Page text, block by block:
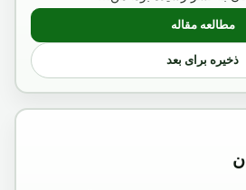
مطالعه مقاله
: آگست2018
ذخیره برای بعد